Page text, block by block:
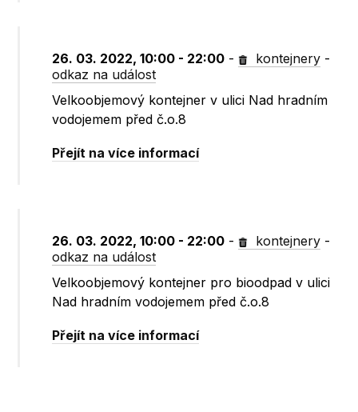
26. 03. 2022, 10:00 - 22:00 - kontejnery -
odkaz na událost
Velkoobjemový kontejner v ulici Nad hradním
vodojemem před č.o.8
Přejít na více informací
26. 03. 2022, 10:00 - 22:00 - kontejnery -
odkaz na událost
Velkoobjemový kontejner pro bioodpad v ulici
Nad hradním vodojemem před č.o.8
Přejít na více informací